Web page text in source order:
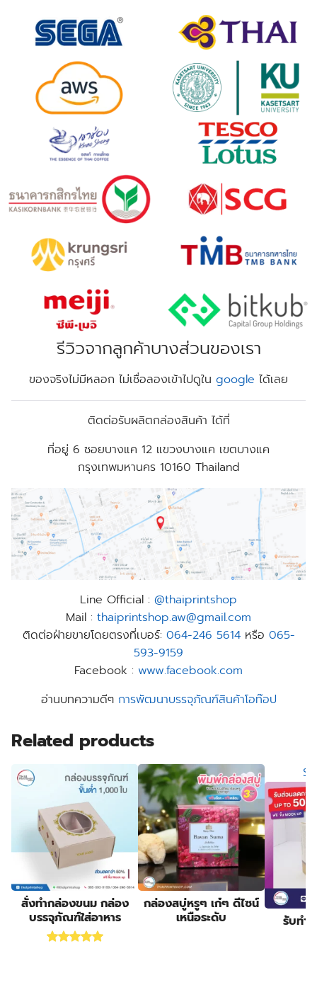
รีวิวจากลูกค้าบางส่วนของเรา
ของจริงไม่มีหลอก ไม่เชื่อลองเข้าไปดูใน google ได้เลย
ติดต่อรับผลิตกล่องสินค้า ได้ที่
ที่อยู่ 6 ซอยบางแค 12 แขวงบางแค เขตบางแค
กรุงเทพมหานคร 10160 Thailand
Line Official : @thaiprintshop
Mail : thaiprintshop.aw@gmail.com
ติดต่อฝ่ายขายโดยตรงที่เบอร์: 064-246 5614หรือ 065-
593-9159
Facebook : www.facebook.com
อ่านบทความดีๆ การพัฒนาบรรจุภัณฑ์สินค้าโอท๊อป
Related products
สั่งทำกล่องขนม กล่อง
บรรจุภัณฑ์ใส่อาหาร
Rated5.00
กล่องสบู่หรูๆ เก๋ๆ ดีไซน์
เหนือระดับ
รับทำ